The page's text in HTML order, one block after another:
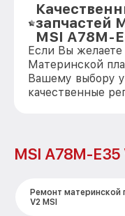
запчастей
MSI A78M-
Если Вы
Материнской
Вашему выбору
качественные
MSI A78M-E35
Ремонт материнской
V2 MSI